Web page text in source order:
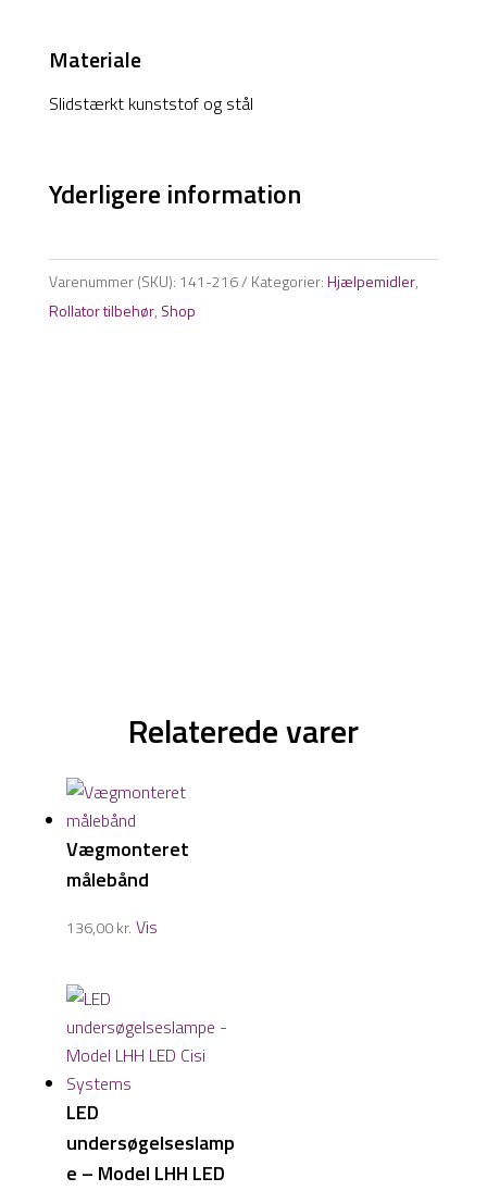
og
antal
Materiale
Slidstærkt kunststof og stål
Yderligere information
Varenummer (SKU): 141-216 Kategorier:Hjælpemidler,
Rollator tilbehør, Shop
Relaterede varer
Vægmonteret
målebånd
136,00kr. Vis
LED
undersøgelseslamp
e – Model LHH LED